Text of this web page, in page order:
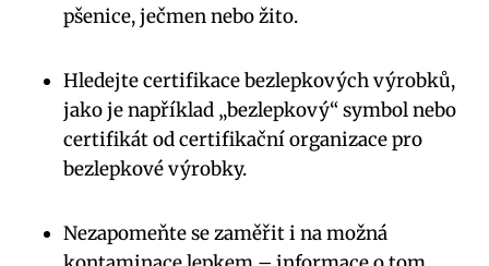
pšenice, ječmen nebo žito.
Hledejte certifikace bezlepkových výrobků,
jako je například „bezlepkový“ symbol nebo
certifikát od certifikační organizace pro
bezlepkové výrobky.
Nezapomeňte se zaměřit i na možná